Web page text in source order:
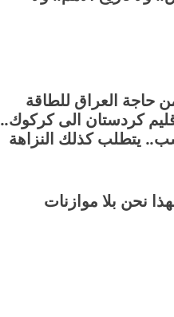
العام 2003 حتى اليوم جميعهم تكنوقراط.. ولهم خبرة.. لكنهم فشلوا بامتياز من توفير حتى 50% من حاجة العراق للطاقة
كردستان الى كركوك..
يتطلب كذلك النزاهة
نحن بلا موازنات